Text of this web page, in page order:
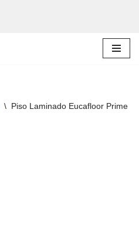
\ Piso Laminado Eucafloor Prime